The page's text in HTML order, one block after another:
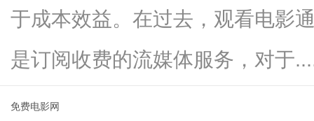
于成本效益。在过去，观看电影
是订阅收费的流媒体服务，对于
免费电影网